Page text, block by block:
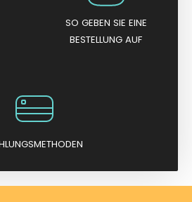
SO GEBEN SIE EINE
BESTELLUNG AUF